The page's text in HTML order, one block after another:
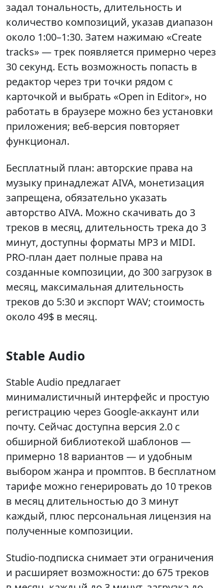
задал тональность, длительность и
количество композиций, указав диапазон
около 1:00–1:30. Затем нажимаю «Create
tracks» — трек появляется примерно через
30 секунд. Есть возможность попасть в
редактор через три точки рядом с
карточкой и выбрать «Open in Editor», но
работать в браузере можно без установки
приложения; веб-версия повторяет
функционал.
Бесплатный план: авторские права на
музыку принадлежат AIVA, монетизация
запрещена, обязательно указать
авторство AIVA. Можно скачивать до 3
треков в месяц, длительность трека до 3
минут, доступны форматы MP3 и MIDI.
PRO-план дает полные права на
созданные композиции, до 300 загрузок в
месяц, максимальная длительность
треков до 5:30 и экспорт WAV; стоимость
около 49$ в месяц.
Stable Audio
Stable Audio предлагает
минималистичный интерфейс и простую
регистрацию через Google‑аккаунт или
почту. Сейчас доступна версия 2.0 с
обширной библиотекой шаблонов —
примерно 18 вариантов — и удобным
выбором жанра и промптов. В бесплатном
тарифе можно генерировать до 10 треков
в месяц длительностью до 3 минут
каждый, плюс персональная лицензия на
полученные композиции.
Studio‑подписка снимает эти ограничения
и расширяет возможности: до 675 треков